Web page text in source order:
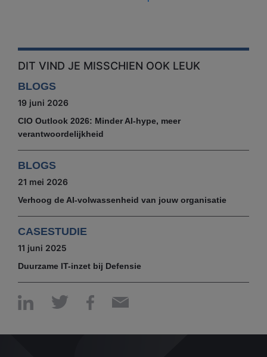
DIT VIND JE MISSCHIEN OOK LEUK
BLOGS
19 juni 2026
CIO Outlook 2026: Minder AI-hype, meer
verantwoordelijkheid
BLOGS
21 mei 2026
Verhoog de AI-volwassenheid van jouw organisatie
CASESTUDIE
11 juni 2025
Duurzame IT-inzet bij Defensie